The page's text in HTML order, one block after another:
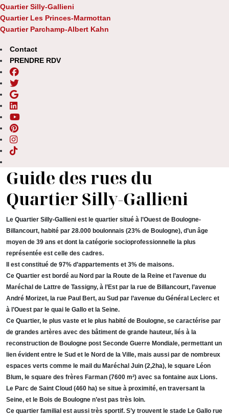
Quartier Silly-Gallieni
Quartier Les Princes-Marmottan
Quartier Parchamp-Albert Kahn
Contact
PRENDRE RDV
Guide des rues du
Quartier Silly-Gallieni
Le Quartier Silly-Gallieni est le quartier situé à l’Ouest de Boulogne-
Billancourt, habité par 28.000 boulonnais (23% de Boulogne), d’un âge
moyen de 39 ans et dont la catégorie socioprofessionnelle la plus
représentée est celle des cadres.
Il est constitué de 97% d’appartements et 3% de maisons.
Ce Quartier est bordé au Nord par la Route de la Reine et l’avenue du
Maréchal de Lattre de Tassigny, à l’Est par la rue de Billancourt, l’avenue
André Morizet, la rue Paul Bert, au Sud par l’avenue du Général Leclerc et
à l’Ouest par le quai le Gallo et la Seine.
Ce Quartier, le plus vaste et le plus habité de Boulogne, se caractérise par
de grandes artères avec des bâtiment de grande hauteur, liés à la
reconstruction de Boulogne post Seconde Guerre Mondiale, permettant un
lien évident entre le Sud et le Nord de la Ville, mais aussi par de nombreux
espaces verts comme le mail du Maréchal Juin (2,2ha), le square Léon
Blum, le square des frères Farman (7600 m²) avec sa fontaine aux Lions.
Le Parc de Saint Cloud (460 ha) se situe à proximité, en traversant la
Seine, et le Bois de Boulogne n’est pas très loin.
Ce quartier familial est aussi très sportif. S’y trouvent le stade Le Gallo rue